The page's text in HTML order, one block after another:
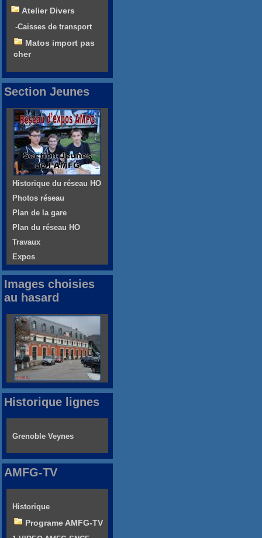
Atelier Divers
-Caisses de transport
Matos import pas
cher
Section Jeunes
Historique du réseau HO
Photos réseau
Plan de la gare
Plan du réseau HO
Travaux
Expos
Images choisies
au hasard
Historique lignes
Grenoble Veynes
AMFG-TV
Historique
Programe AMFG-TV